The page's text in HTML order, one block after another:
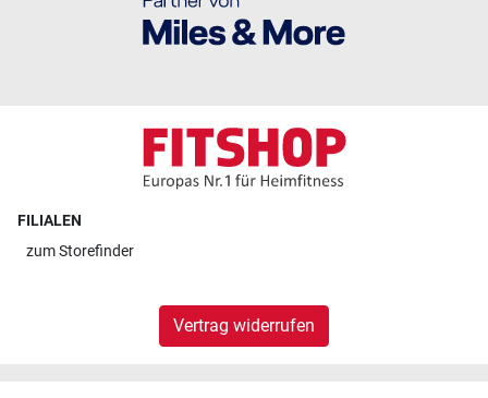
FILIALEN
zumStorefinder
Vertrag widerrufen